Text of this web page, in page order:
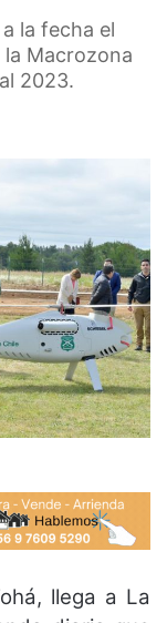
la fecha el
Macrozona
2023.
llega a La